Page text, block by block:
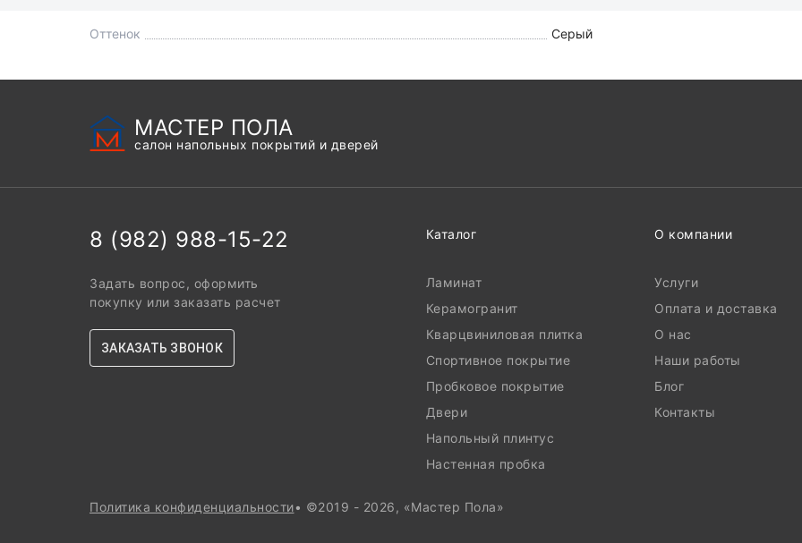
Оттенок Серый
МАСТЕР ПОЛА
салон напольных покрытий и дверей
8 (982) 988-15-22
Задать вопрос, оформить
покупку или заказать расчет
ЗАКАЗАТЬ ЗВОНОК
Каталог
Ламинат
Керамогранит
Кварцвиниловая плитка
Спортивное покрытие
Пробковое покрытие
Двери
Напольный плинтус
Настенная пробка
О компании
Услуги
Оплата и доставка
О нас
Наши работы
Блог
Контакты
Политика конфиденциальности• ©2019 - 2026, «Мастер Пола»